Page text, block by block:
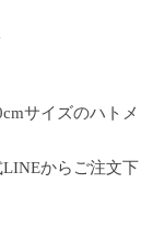
サイズのハトメ
からご注文下